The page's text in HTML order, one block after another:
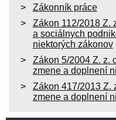
Zákonník práce
Zákon 112/2018 Z.
a sociálnych
niektorých zákonov
Zákon 5/2004 Z. z.
zmene a doplnení
Zákon 417/2013 Z.
zmene a doplnení